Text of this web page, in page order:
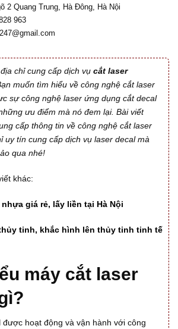
2 Quang Trung, Hà Đông, Hà Nội
963
chỉ cung cấp dịch vụ cắt laser
muốn tìm hiểu về công nghệ cắt laser
sự công nghệ laser ứng dụng cắt decal
ưu điểm mà nó đem lại. Bài viết
cấp thông tin về công nghệ cắt laser
uy tín cung cấp dịch vụ laser decal mà
qua nhé!
khác:
giá rẻ, lấy liền tại Hà Nội
tinh, khắc hình lên thủy tinh tinh tế
máy cắt laser
được hoạt động và vận hành với công